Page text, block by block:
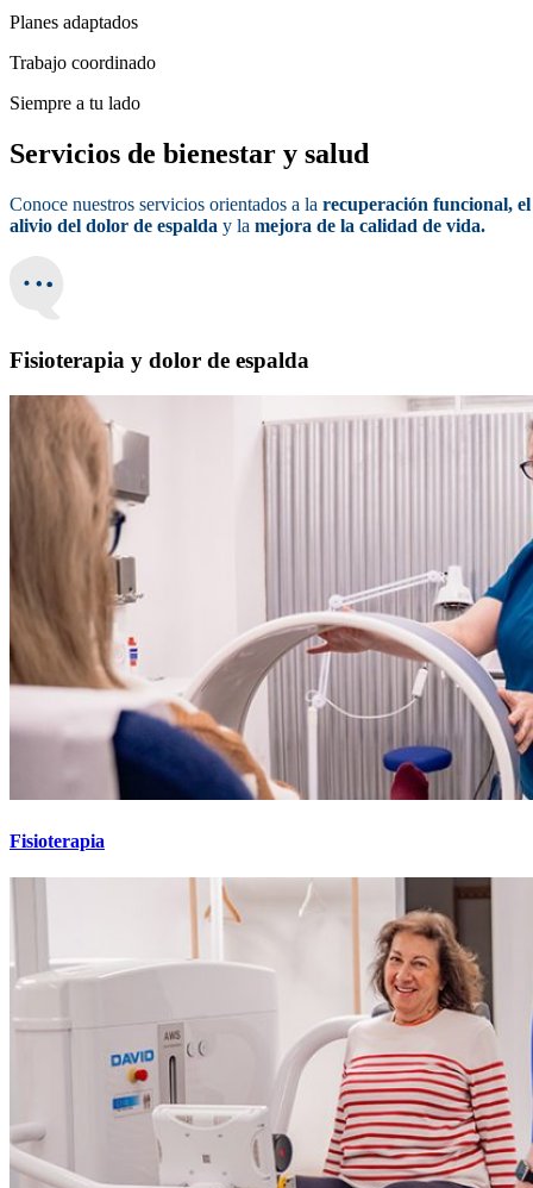
Planes adaptados
Trabajo coordinado
Siempre a tu lado
Servicios de bienestar y salud
Conoce nuestros servicios orientados a la recuperación funcional, el
alivio del dolor de espalda y la mejora de la calidad de vida.
Fisioterapia y dolor de espalda
Fisioterapia